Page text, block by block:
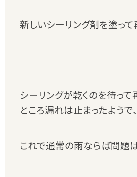
新しいシーリング剤を塗って
シーリングが乾くのを待っ
ところ漏れは止まったようで、
これで通常の雨ならば問題は